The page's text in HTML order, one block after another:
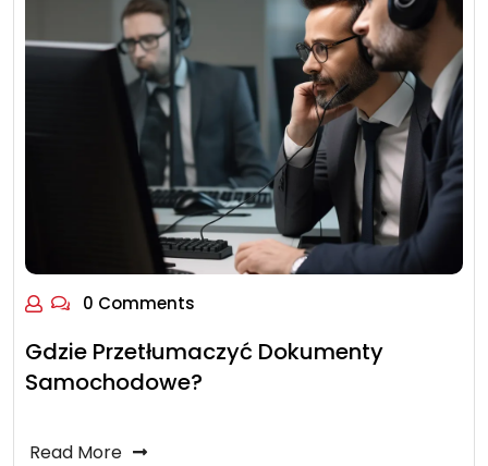
0 Comments
Gdzie Przetłumaczyć Dokumenty
Samochodowe?
Read More